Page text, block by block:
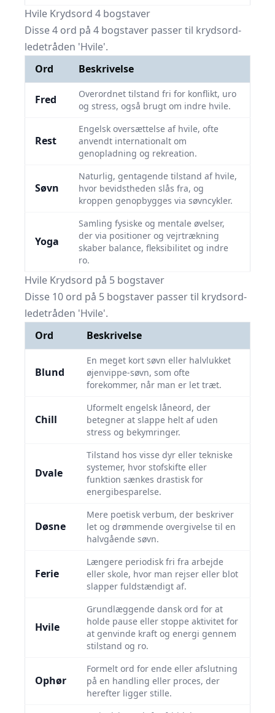
Hvile Krydsord 4 bogstaver
Disse 4 ord på 4 bogstaver passer til krydsord-
ledetråden 'Hvile'.
Ord
Beskrivelse
Fred
Overordnet tilstand fri for konflikt, uro
og stress, også brugt om indre hvile.
Rest
Engelsk oversættelse af hvile, ofte
anvendt internationalt om
genopladning og rekreation.
Søvn
Naturlig, gentagende tilstand af hvile,
hvor bevidstheden slås fra, og
kroppen genopbygges via søvncykler.
Yoga
Samling fysiske og mentale øvelser,
der via positioner og vejrtrækning
skaber balance, fleksibilitet og indre
ro.
Hvile Krydsord på 5 bogstaver
Disse 10 ord på 5 bogstaver passer til krydsord-
ledetråden 'Hvile'.
Ord
Beskrivelse
Blund
En meget kort søvn eller halvlukket
øjenvippe-søvn, som ofte
forekommer, når man er let træt.
Chill
Uformelt engelsk låneord, der
betegner at slappe helt af uden
stress og bekymringer.
Dvale
Tilstand hos visse dyr eller tekniske
systemer, hvor stofskifte eller
funktion sænkes drastisk for
energibesparelse.
Døsne
Mere poetisk verbum, der beskriver
let og drømmende overgivelse til en
halvgående søvn.
Ferie
Længere periodisk fri fra arbejde
eller skole, hvor man rejser eller blot
slapper fuldstændigt af.
Hvile
Grundlæggende dansk ord for at
holde pause eller stoppe aktivitet for
at genvinde kraft og energi gennem
stilstand og ro.
Ophør
Formelt ord for ende eller afslutning
på en handling eller proces, der
herefter ligger stille.